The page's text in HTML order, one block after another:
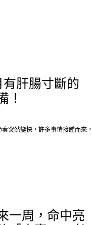
肝腸寸斷的
！
突然變快，許多事情接踵而來，
一周，命中亮